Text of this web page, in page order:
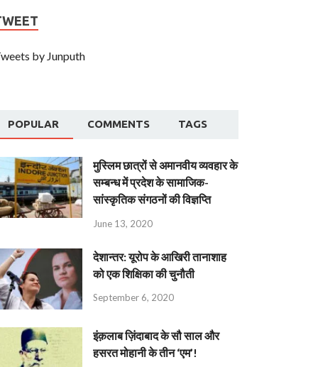
by Junputh
POPULAR COMMENTS TAGS
मुस्लिम छात्रों से अमानवीय व्यवहार के
सम्बन्ध में प्रदेश के सामाजिक-
सांस्कृतिक संगठनों की विज्ञप्ति
June 13, 2020
देशान्‍तर: यूरोप के आखिरी तानाशाह
को एक शिक्षिका की चुनौती
September 6, 2020
इंक़लाब ज़िंदाबाद के सौ साल और
हसरत मोहानी के तीन ‘एम’!